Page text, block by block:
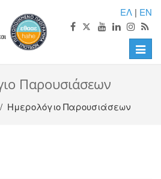
ΕΛ | EN
Toggle
Παρουσιάσεων
Ημερολόγιο Παρουσιάσεων